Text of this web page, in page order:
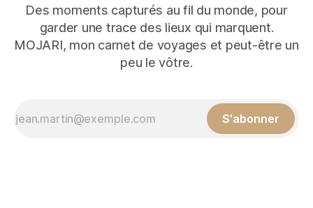
Des moments capturés au fil du monde, pour
garder une trace des lieux qui marquent.
MOJARI, mon carnet de voyages et peut-être un
peu le vôtre.
S'abonner